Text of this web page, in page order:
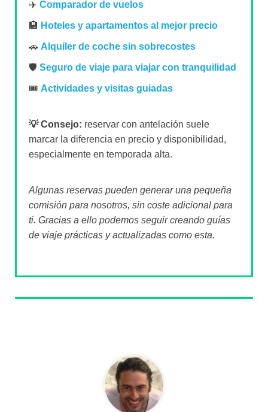
✈️ Comparador de vuelos
🏨 Hoteles y apartamentos al mejor precio
🚗 Alquiler de coche sin sobrecostes
🛡️ Seguro de viaje para viajar con tranquilidad
🎟️ Actividades y visitas guiadas
💡 Consejo: reservar con antelación suele
marcar la diferencia en precio y disponibilidad,
especialmente en temporada alta.
Algunas reservas pueden generar una pequeña
comisión para nosotros, sin coste adicional para
ti. Gracias a ello podemos seguir creando guías
de viaje prácticas y actualizadas como esta.